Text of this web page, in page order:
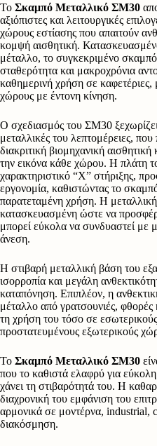
Το Σκαμπό Μεταλλικό ΣΜ30
αξιόπιστες και λειτουργικές
χώρους εστίασης που απαιτούν
κομψή αισθητική.
μέταλλο, το συγκεκριμένο σκαμπό
σταθερότητα και μακροχρόνια
καθημερινή χρήση σε καφετέριες,
χώρους με έντονη κίνηση.
Ο σχεδιασμός του ΣΜ30
μεταλλικές του λεπτομέρειες,
διακριτική βιομηχανική
την εικόνα κάθε χώρου. Η πλάτη
χαρακτηριστικό “Χ” στήριξης,
εργονομία, καθιστώντας το
παρατεταμένη χρήση. Η μεταλλική
κατασκευασμένη ώστε να
μπορεί εύκολα να συνδυαστεί με
άνεση.
Η στιβαρή μεταλλική βάση του
ισορροπία και μεγάλη
καταπόνηση. Επιπλέον, η
μέταλλο από γρατσουνιές, φθορές
τη χρήση του τόσο σε
προστατευμένους εξωτερικούς
Το Σκαμπό Μεταλλικό ΣΜ30
που το καθιστά ελαφρύ για
χάνει τη στιβαρότητά του. Η
διαχρονική του εμφάνιση του
αρμονικά σε μοντέρνα, industrial,
διακόσμηση.